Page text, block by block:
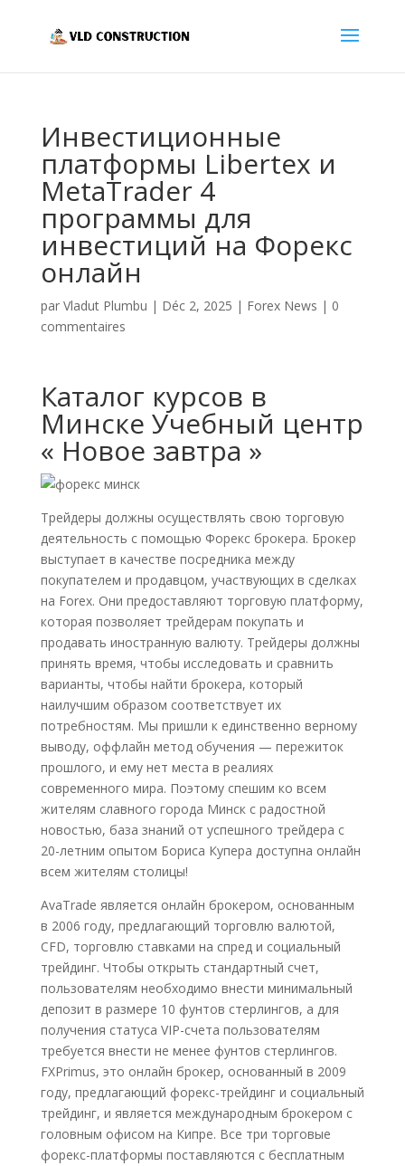
Инвестиционные
платформы Libertex и
MetaTrader 4
программы для
инвестиций на Форекс
онлайн
par Vladut Plumbu | Déc 2, 2025 | Forex News | 0
commentaires
Каталог курсов в
Минске Учебный центр
« Новое завтра »
Трейдеры должны осуществлять свою торговую
деятельность с помощью Форекс брокера. Брокер
выступает в качестве посредника между
покупателем и продавцом, участвующих в сделках
на Forex. Они предоставляют торговую платформу,
которая позволяет трейдерам покупать и
продавать иностранную валюту. Трейдеры должны
принять время, чтобы исследовать и сравнить
варианты, чтобы найти брокера, который
наилучшим образом соответствует их
потребностям. Мы пришли к единственно верному
выводу, оффлайн метод обучения — пережиток
прошлого, и ему нет места в реалиях
современного мира. Поэтому спешим ко всем
жителям славного города Минск с радостной
новостью, база знаний от успешного трейдера с
20-летним опытом Бориса Купера доступна онлайн
всем жителям столицы!
AvaTrade является онлайн брокером, основанным
в 2006 году, предлагающий торговлю валютой,
CFD, торговлю ставками на спред и социальный
трейдинг. Чтобы открыть стандартный счет,
пользователям необходимо внести минимальный
депозит в размере 10 фунтов стерлингов, а для
получения статуса VIP-счета пользователям
требуется внести не менее фунтов стерлингов.
FXPrimus, это онлайн брокер, основанный в 2009
году, предлагающий форекс-трейдинг и социальный
трейдинг, и является международным брокером с
головным офисом на Кипре. Все три торговые
форекс-платформы поставляются с бесплатным